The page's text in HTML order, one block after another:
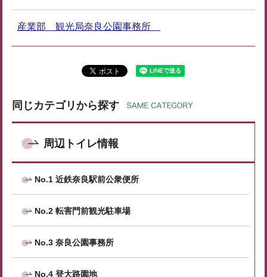
産業部 観光局奈良公園事務所
同じカテゴリから探す
周辺トイレ情報
No.1 近鉄奈良駅前公衆便所
No.2 転害門前観光駐車場
No.3 奈良公園事務所
No.4 登大路園地